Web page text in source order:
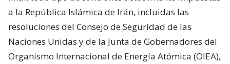
a la República Islámica de Irán, incluidas las
resoluciones del Consejo de Seguridad de las
Naciones Unidas y de la Junta de Gobernadores del
Organismo Internacional de Energía Atómica (OIEA),